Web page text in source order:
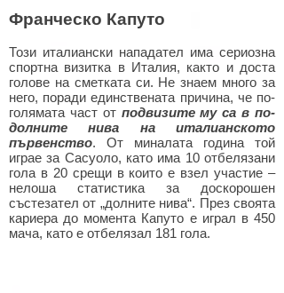
Франческо Капуто
Този италиански нападател има сериозна
спортна визитка в Италия, както и доста
голове на сметката си. Не знаем много за
него, поради единствената причина, че по-
голямата част от подвизите му са в по-
долните нива на италианското
първенство. От миналата година той
играе за Сасуоло, като има 10 отбелязани
гола в 20 срещи в които е взел участие –
нелоша статистика за доскорошен
състезател от „долните нива“. През своята
кариера до момента Капуто е играл в 450
мача, като е отбелязал 181 гола.